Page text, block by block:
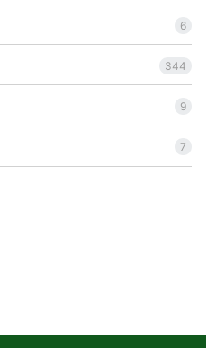
6
344
9
7